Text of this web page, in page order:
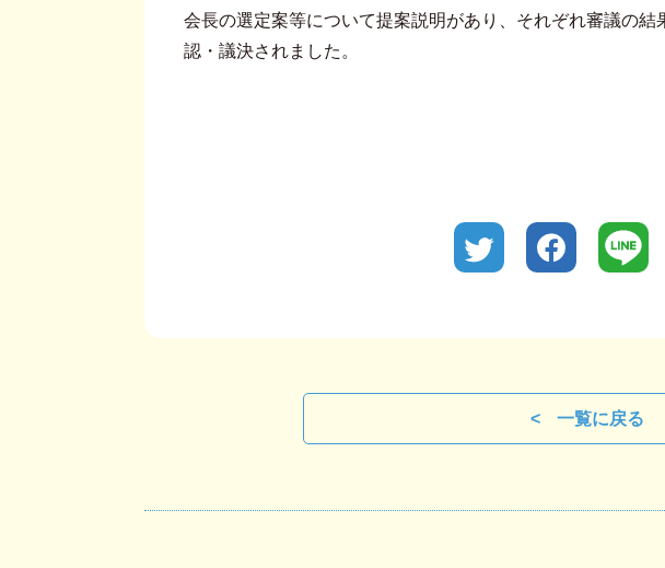
会長の選定案等について提案説明があり、それぞれ審議の
認・議決されました。
一覧に戻る